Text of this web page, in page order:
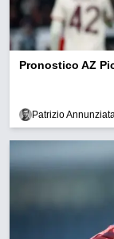
Pronostico AZ
Patrizio